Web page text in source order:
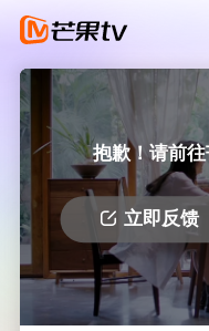
抱歉！请前
立即反馈